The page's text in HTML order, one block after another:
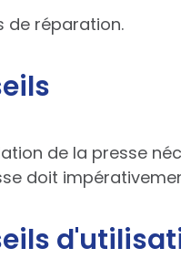
de réparation.
de la presse
doit